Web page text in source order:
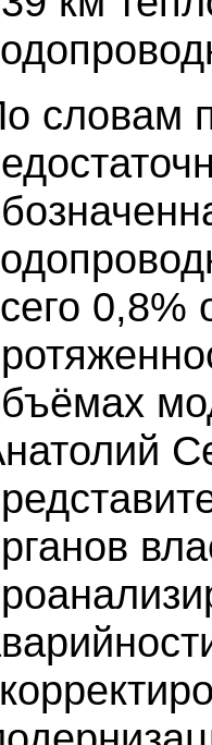
словам
0,8%